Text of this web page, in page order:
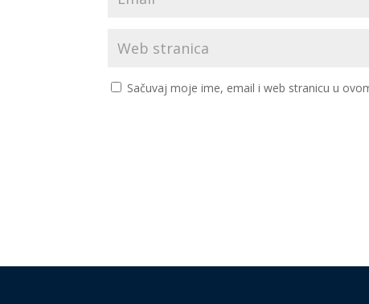
Sačuvaj moje ime, email i web stranicu u